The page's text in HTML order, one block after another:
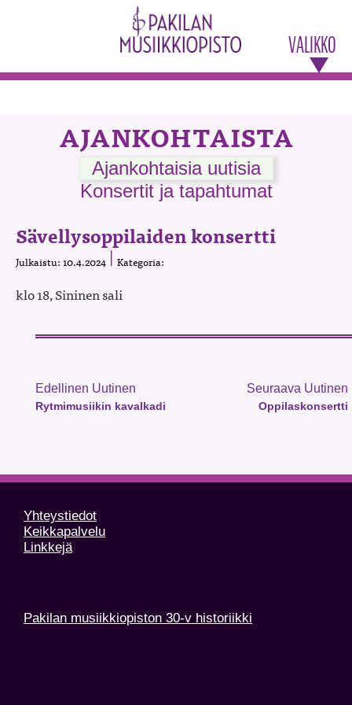
VALIKKO
AJANKOHTAISTA
Ajankohtaisia uutisia
Konsertit ja tapahtumat
Sävellysoppilaiden konsertti
Julkaistu: 10.4.2024 Kategoria:
klo 18, Sininen sali
Edellinen Uutinen
Rytmimusiikin kavalkadi
Seuraava Uutinen
Oppilaskonsertti
Yhteystiedot
Keikkapalvelu
Linkkejä
Pakilan musiikkiopiston 30-v historiikki